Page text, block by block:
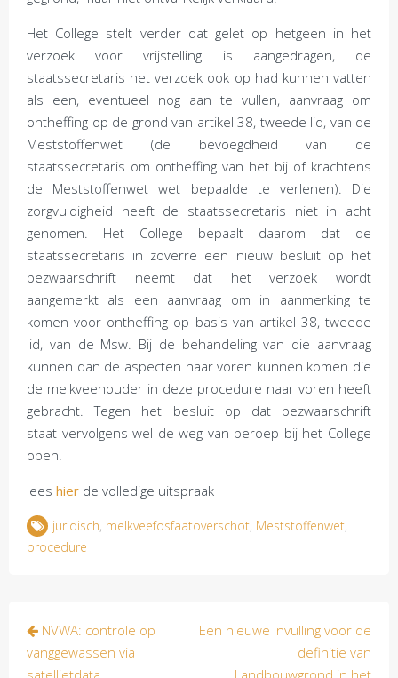
Het College stelt verder dat gelet op hetgeen in het
verzoek voor vrijstelling is aangedragen, de
staatssecretaris het verzoek ook op had kunnen vatten
als een, eventueel nog aan te vullen, aanvraag om
ontheffing op de grond van artikel 38, tweede lid, van de
Meststoffenwet (de bevoegdheid van de
staatssecretaris om ontheffing van het bij of krachtens
de Meststoffenwet wet bepaalde te verlenen). Die
zorgvuldigheid heeft de staatssecretaris niet in acht
genomen. Het College bepaalt daarom dat de
staatssecretaris in zoverre een nieuw besluit op het
bezwaarschrift neemt dat het verzoek wordt
aangemerkt als een aanvraag om in aanmerking te
komen voor ontheffing op basis van artikel 38, tweede
lid, van de Msw. Bij de behandeling van die aanvraag
kunnen dan de aspecten naar voren kunnen komen die
de melkveehouder in deze procedure naar voren heeft
gebracht. Tegen het besluit op dat bezwaarschrift
staat vervolgens wel de weg van beroep bij het College
open.
lees hier de volledige uitspraak
juridisch, melkveefosfaatoverschot, Meststoffenwet,
procedure
Bericht
navigatie
NVWA: controle op
vanggewassen via
satellietdata
Een nieuwe invulling voor de
definitie van
Landbouwgrond in het